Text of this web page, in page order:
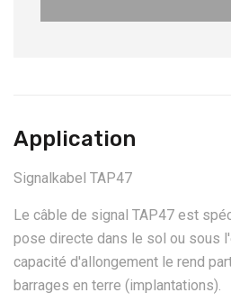
Application
Signalkabel TAP47
Le câble de signal TAP47 est
pose directe dans le sol ou sous
capacité d'allongement le rend
barrages en terre (implantations).